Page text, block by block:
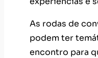
As rodas de
podem ter
encontro para